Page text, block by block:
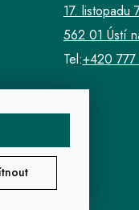
17. listopadu
562 01 Ústí
Tel:+420